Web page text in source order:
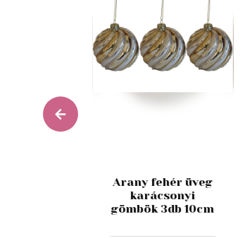
Arany fehér üveg
karácsonyi
gömbök 3db 10cm